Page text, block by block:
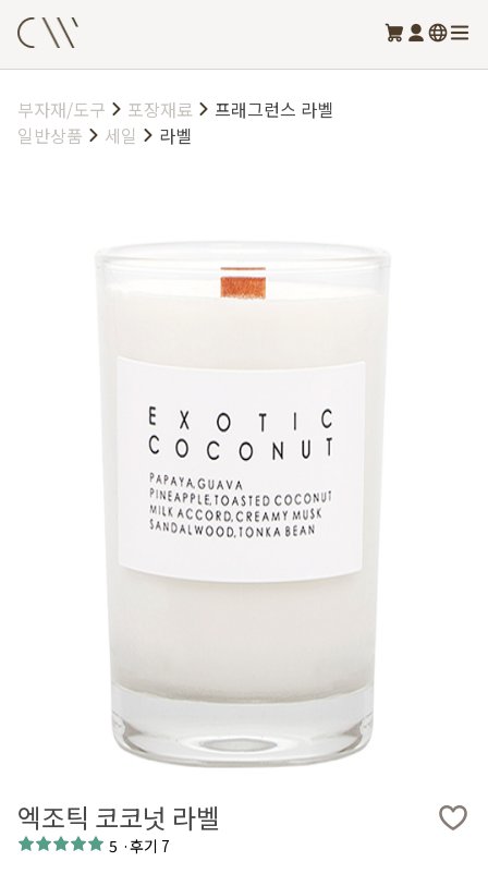
부자재/도구 포장재료
프래그런스 라벨
일반상품
세일 라벨
엑조틱 코코넛 라벨
5 ·후기 7